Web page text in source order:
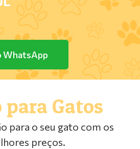
WhatsApp
para Gatos
para o seu gato com os
preços.